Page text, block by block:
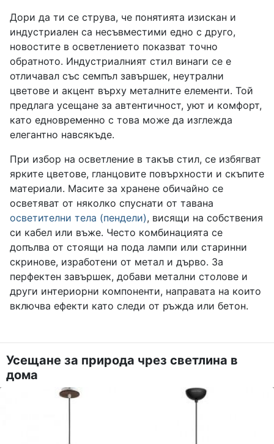
Дори да ти се струва, че понятията изискан и
индустриален са несъвместими едно с друго,
новостите в осветлението показват точно
обратното. Индустриалният стил винаги се е
отличавал със семпъл завършек, неутрални
цветове и акцент върху металните елементи. Той
предлага усещане за автентичност, уют и комфорт,
като едновременно с това може да изглежда
елегантно навсякъде.
При избор на осветление в такъв стил, се избягват
ярките цветове, гланцовите повърхности и скъпите
материали. Масите за хранене обичайно се
осветяват от няколко спуснати от тавана
осветителни тела (пендели), висящи на собствения
си кабел или въже. Често комбинацията се
допълва от стоящи на пода лампи или старинни
скринове, изработени от метал и дърво. За
перфектен завършек, добави метални столове и
други интериорни компоненти, направата на които
включва ефекти като следи от ръжда или бетон.
Усещане за природа чрез светлина в
дома